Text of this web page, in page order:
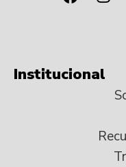
Institucional